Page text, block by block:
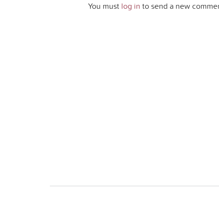
You must log in to send a new